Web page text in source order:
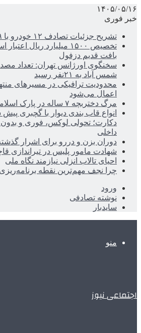
۱۴۰۵/۰۵/۱۶
خبر فوری
تشریح جزئیات تصادف ۱۲ خودرو با ۱۹ مصدوم
تخصیص ۱۵۰۰ میلیارد ریال
بافت قدیم دزفول
سخنگوی اورژانس تهران: تعداد
شمس آباد به ۲۱نفر رسید
محدودیت ترافیکی در مسیرهای
اعمال می‌شود
مرگ دختربچه ۷ ساله در پارک اسلامشهر
انواع قاب بندی دیوار با گچبری
دکارت؛ تحولی لوکس، فوری و
داخلی
دوران بزن و دررو برای اشرار
شهادت مامور پلیس در تیراندازی
احیای تالاب انزلی نیازمند نگاه ملی
چرا نجف مهم‌ترین نقطه
ورود
نوشته تصادفی
سایدبار
منو
اجتماعی نیوز